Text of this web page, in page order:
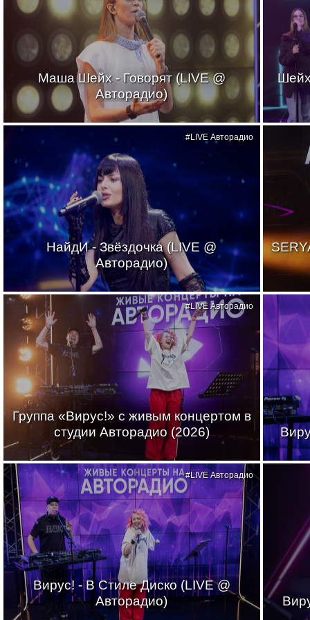
Маша Шейх - Говорят (LIVE @
Авторадио)
НайдИ - Звёздочка (LIVE @
Авторадио)
#LIVE Авторадио
Группа «Вирус!» с живым концертом в
студии Авторадио (2026)
#LIVE Авторадио
Вирус! - В Стиле Диско (LIVE @
Авторадио)
#LIVE Авторадио